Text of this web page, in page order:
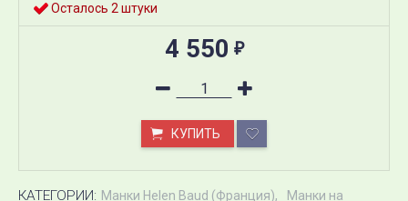
Осталось 2 штуки
4 550 ₽
КУПИТЬ
КАТЕГОРИИ: Манки Helen Baud (Франция)
Манки на